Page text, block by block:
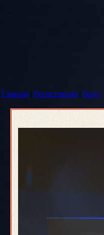
Главная | Регистрация | Вход